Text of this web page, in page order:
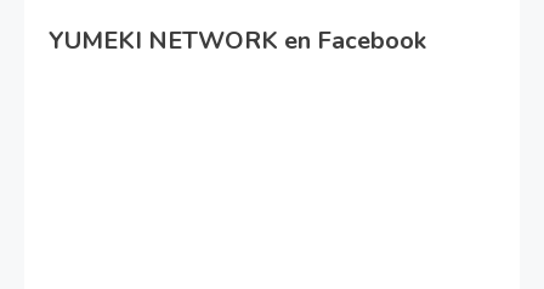
YUMEKI NETWORK en Facebook